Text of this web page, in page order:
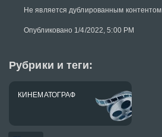
Не является дублированным контентом
Опубликовано 1/4/2022, 5:00 PM
Рубрики и теги:
КИНЕМАТОГРАФ